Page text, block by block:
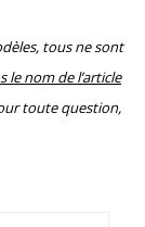
tous ne sont
le nom de l’article
toute question,